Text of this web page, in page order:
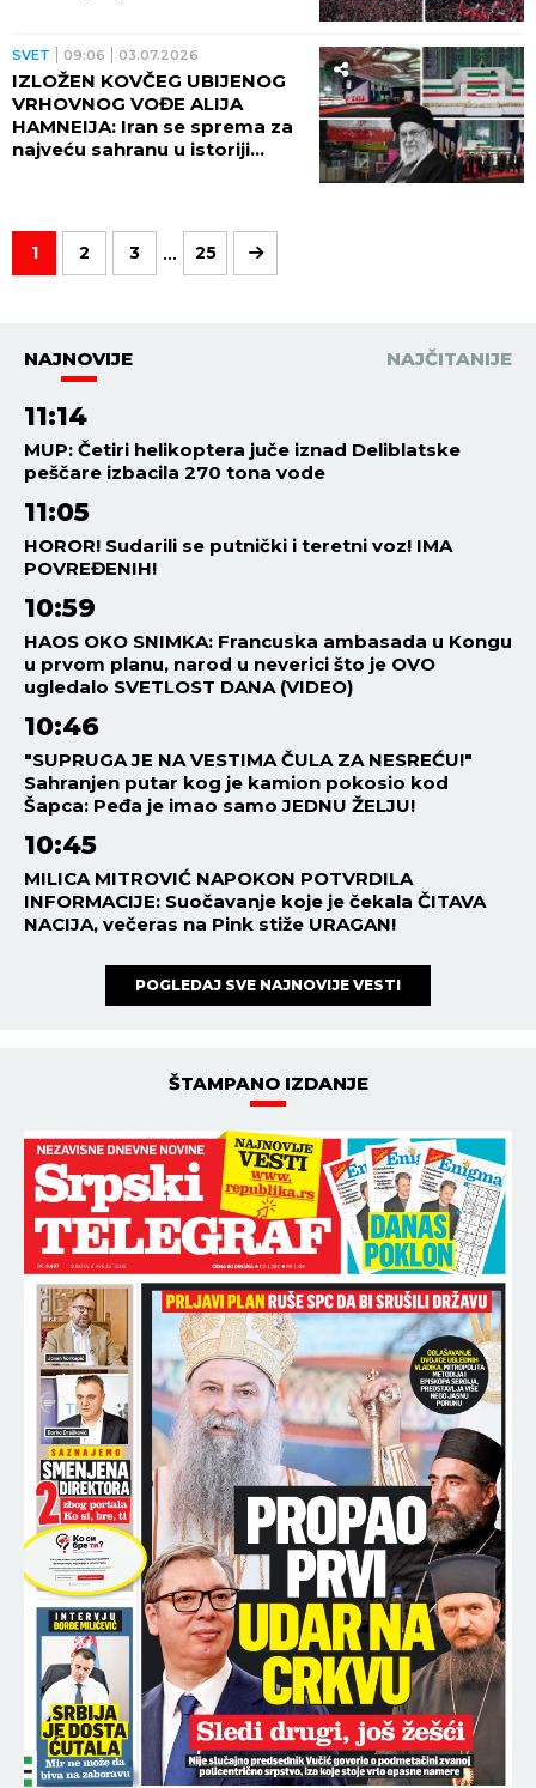
SVET 09:06 03.07.2026
IZLOŽEN KOVČEG UBIJENOG
VRHOVNOG VOĐE ALIJA
HAMNEIJA: Iran se sprema za
najveću sahranu u istoriji
1 2 3 ... 25
NAJNOVIJE NAJČITANIJE
11:14
MUP: Četiri helikoptera juče iznad Deliblatske
peščare izbacila 270 tona vode
11:05
HOROR! Sudarili se putnički i teretni voz! IMA
POVREĐENIH!
10:59
HAOS OKO SNIMKA: Francuska ambasada u Kongu
u prvom planu, narod u neverici što je OVO
ugledalo SVETLOST DANA (VIDEO)
10:46
"SUPRUGA JE NA VESTIMA ČULA ZA NESREĆU!"
Sahranjen putar kog je kamion pokosio kod
Šapca: Peđa je imao samo JEDNU ŽELJU!
10:45
MILICA MITROVIĆ NAPOKON POTVRDILA
INFORMACIJE: Suočavanje koje je čekala ČITAVA
NACIJA, večeras na Pink stiže URAGAN!
POGLEDAJ SVE NAJNOVIJE VESTI
ŠTAMPANO IZDANJE